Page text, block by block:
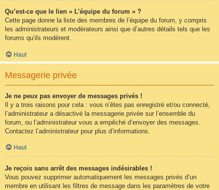
Qu’est-ce que le lien « L’équipe du forum » ?
Cette page donne la liste des membres de l’équipe du forum, y compris
les administrateurs et modérateurs ainsi que d’autres détails tels que les
forums qu’ils modèrent.
Haut
Messagerie privée
Je ne peux pas envoyer de messages privés !
Il y a trois raisons pour cela : vous n’êtes pas enregistré et/ou connecté,
l’administrateur a désactivé la messagerie privée sur l’ensemble du
forum, ou l’administrateur vous a empêché d’envoyer des messages.
Contactez l’administrateur pour plus d’informations.
Haut
Je reçois sans arrêt des messages indésirables !
Vous pouvez supprimer automatiquement les messages privés d’un
membre en utilisant les filtres de message dans les paramètres de votre